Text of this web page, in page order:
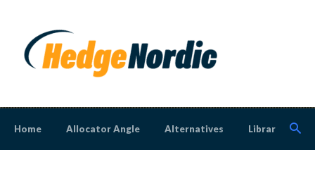
Home Allocator Angle Alternatives Library